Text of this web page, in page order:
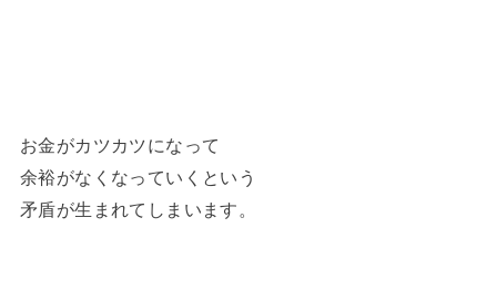
お金がカツカツになって
余裕がなくなっていくという
矛盾が生まれてしまいます。